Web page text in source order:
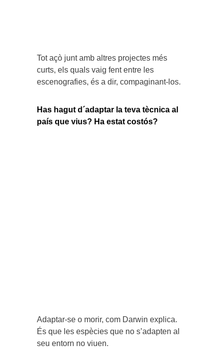
Tot açò junt amb altres projectes més
curts, els quals vaig fent entre les
escenografies, és a dir, compaginant-los.
Has hagut d´adaptar la teva tècnica al
país que vius? Ha estat costós?
Adaptar-se o morir, com Darwin explica.
És que les espècies que no s’adapten al
seu entorn no viuen.